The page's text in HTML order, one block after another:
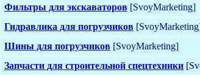
Фильтры для экскаваторов [SvoyMarketing]
Гидравлика для погрузчиков
Шины для погрузчиков [SvoyMarketing]
Запчасти для строительной спецтехники